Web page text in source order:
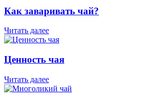
Как заваривать чай?
Читать далее
Ценность чая
Читать далее